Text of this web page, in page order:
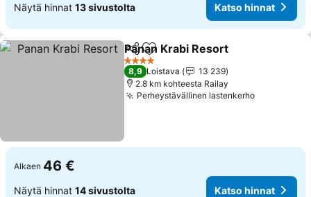
Näytä hinnat 13 sivustolta Katso hinnat
Jaa Lisää suosikkeihin
Panan Krabi Resort
4 Tähtiluokitus
8,9 Loistava
13 239
2.8 km kohteesta Railay
Perheystävällinen lastenkerho
Alkaen 46 €
Näytä hinnat 14 sivustolta Katso hinnat